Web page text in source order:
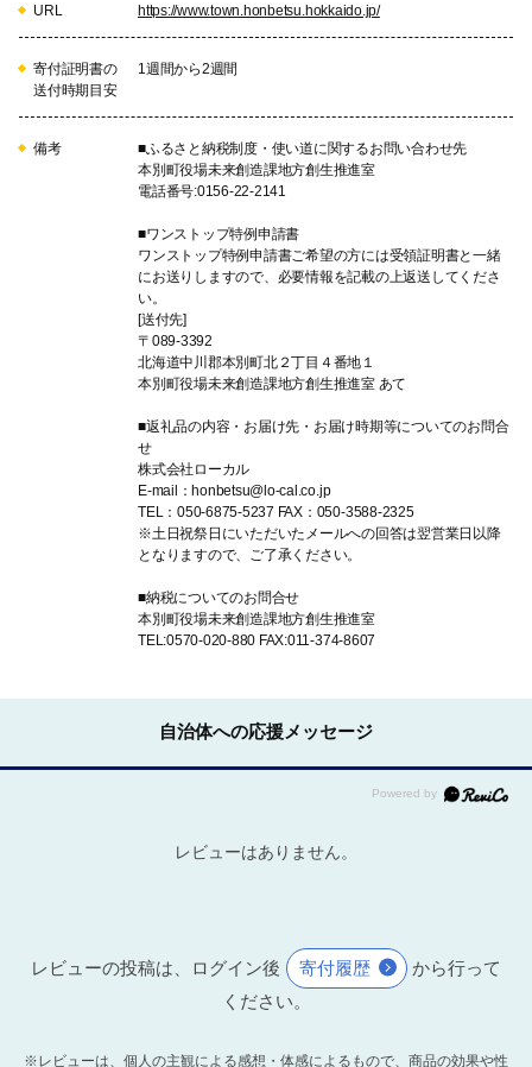
URL https://www.town.honbetsu.hokkaido.jp/
寄付証明書の
送付時期目安
1週間から2週間
備考
■ふるさと納税制度・使い道に関するお問い合わせ先
本別町役場未来創造課地方創生推進室
電話番号:0156-22-2141
■ワンストップ特例申請書
ワンストップ特例申請書ご希望の方には受領証明書と一緒
にお送りしますので、必要情報を記載の上返送してくださ
い。
[送付先]
〒089-3392
北海道中川郡本別町北２丁目４番地１
本別町役場未来創造課地方創生推進室 あて
■返礼品の内容・お届け先・お届け時期等についてのお問合
せ
株式会社ローカル
E-mail：honbetsu@lo-cal.co.jp
TEL：050-6875-5237 FAX：050-3588-2325
※土日祝祭日にいただいたメールへの回答は翌営業日以降
となりますので、ご了承ください。
■納税についてのお問合せ
本別町役場未来創造課地方創生推進室
TEL:0570-020-880 FAX:011-374-8607
自治体への応援メッセージ
レビューはありません。
レビューの投稿は、ログイン後 寄付履歴
から行って
ください。
※レビューは、個人の主観による感想・体感によるもので、商品の効果や性